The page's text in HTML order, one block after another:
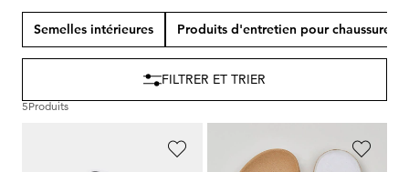
Semelles intérieures Produits d'entretien pour chaussures
5Produits
FILTRER ET TRIER